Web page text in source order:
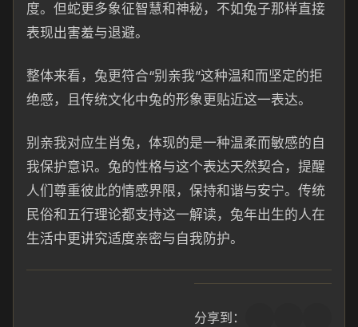
度。但蛇更多象征智慧和神秘，不如兔子那样直接
表现出害羞与退避。
整体来看，兔更符合“别亲我”这种温和而坚定的拒
绝感，且传统文化中兔的形象更贴近这一表达。
别亲我对应生肖兔，体现的是一种温柔而敏感的自
我保护意识。兔的性格与这个表达天然契合，提醒
人们尊重彼此的情感界限，保持和谐与安宁。传统
民俗和五行理论都支持这一解读，兔年出生的人在
生活中更讲究适度亲密与自我防护。
分享到：